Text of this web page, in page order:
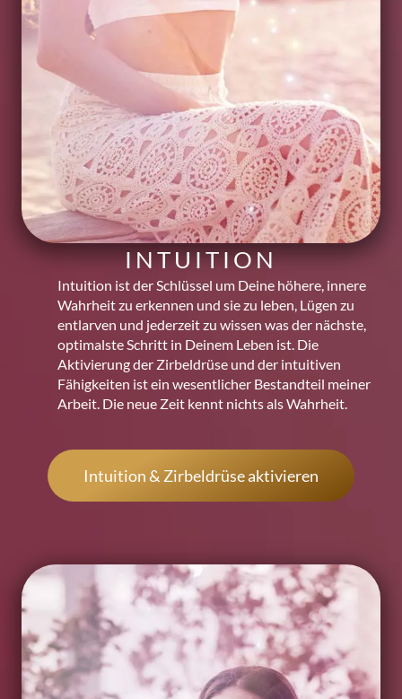
INTUITION
Intuition ist der Schlüssel um Deine höhere, innere
Wahrheit zu erkennen und sie zu leben, Lügen zu
entlarven und jederzeit zu wissen was der nächste,
optimalste Schritt in Deinem Leben ist. Die
Aktivierung der Zirbeldrüse und der intuitiven
Fähigkeiten ist ein wesentlicher Bestandteil meiner
Arbeit. Die neue Zeit kennt nichts als Wahrheit.
Intuition & Zirbeldrüse aktivieren